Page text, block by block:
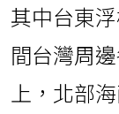
其中台東
間台灣周
上，北部